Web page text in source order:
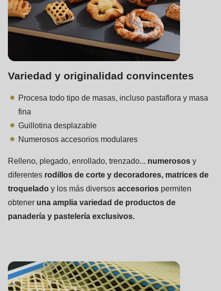
Variedad y originalidad convincentes
Procesa todo tipo de masas, incluso pastaflora y masa
fina
Guillotina desplazable
Numerosos accesorios modulares
Relleno, plegado, enrollado, trenzado... numerosos y
diferentes rodillos de corte y decoradores, matrices de
troquelado y los más diversos accesorios permiten
obtener una amplia variedad de productos de
panadería y pastelería exclusivos.